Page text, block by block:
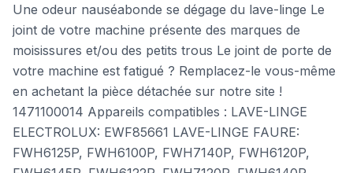
Une odeur nauséabonde se dégage du lave-linge Le
joint de votre machine présente des marques de
moisissures et/ou des petits trous Le joint de porte de
votre machine est fatigué ? Remplacez-le vous-même
en achetant la pièce détachée sur notre site !
1471100014 Appareils compatibles : LAVE-LINGE
ELECTROLUX: EWF85661 LAVE-LINGE FAURE:
FWH6125P, FWH6100P, FWH7140P, FWH6120P,